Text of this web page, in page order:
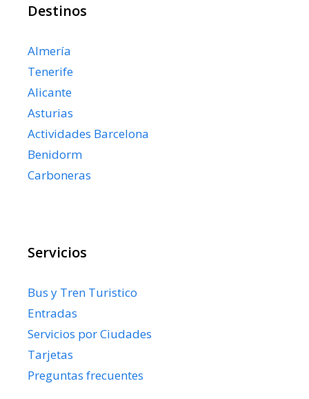
Destinos
Almería
Tenerife
Alicante
Asturias
Actividades Barcelona
Benidorm
Carboneras
Servicios
Bus y Tren Turistico
Entradas
Servicios por Ciudades
Tarjetas
Preguntas frecuentes